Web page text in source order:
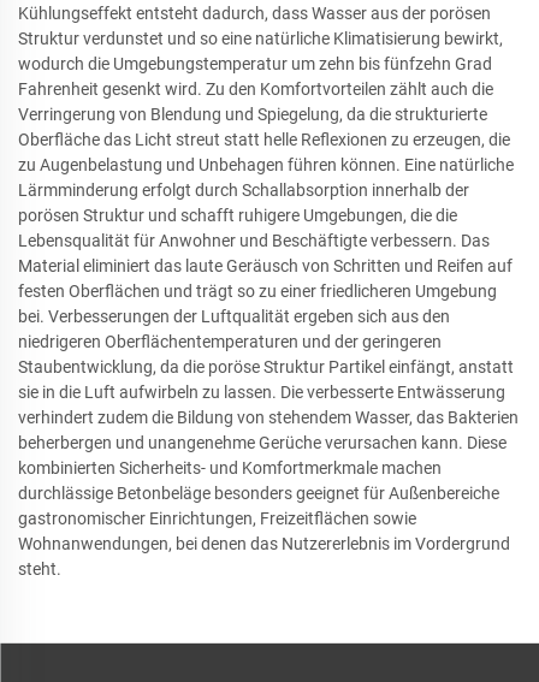
Kühlungseffekt entsteht dadurch, dass Wasser aus der porösen
Struktur verdunstet und so eine natürliche Klimatisierung bewirkt,
wodurch die Umgebungstemperatur um zehn bis fünfzehn Grad
Fahrenheit gesenkt wird. Zu den Komfortvorteilen zählt auch die
Verringerung von Blendung und Spiegelung, da die strukturierte
Oberfläche das Licht streut statt helle Reflexionen zu erzeugen, die
zu Augenbelastung und Unbehagen führen können. Eine natürliche
Lärmminderung erfolgt durch Schallabsorption innerhalb der
porösen Struktur und schafft ruhigere Umgebungen, die die
Lebensqualität für Anwohner und Beschäftigte verbessern. Das
Material eliminiert das laute Geräusch von Schritten und Reifen auf
festen Oberflächen und trägt so zu einer friedlicheren Umgebung
bei. Verbesserungen der Luftqualität ergeben sich aus den
niedrigeren Oberflächentemperaturen und der geringeren
Staubentwicklung, da die poröse Struktur Partikel einfängt, anstatt
sie in die Luft aufwirbeln zu lassen. Die verbesserte Entwässerung
verhindert zudem die Bildung von stehendem Wasser, das Bakterien
beherbergen und unangenehme Gerüche verursachen kann. Diese
kombinierten Sicherheits- und Komfortmerkmale machen
durchlässige Betonbeläge besonders geeignet für Außenbereiche
gastronomischer Einrichtungen, Freizeitflächen sowie
Wohnanwendungen, bei denen das Nutzererlebnis im Vordergrund
steht.